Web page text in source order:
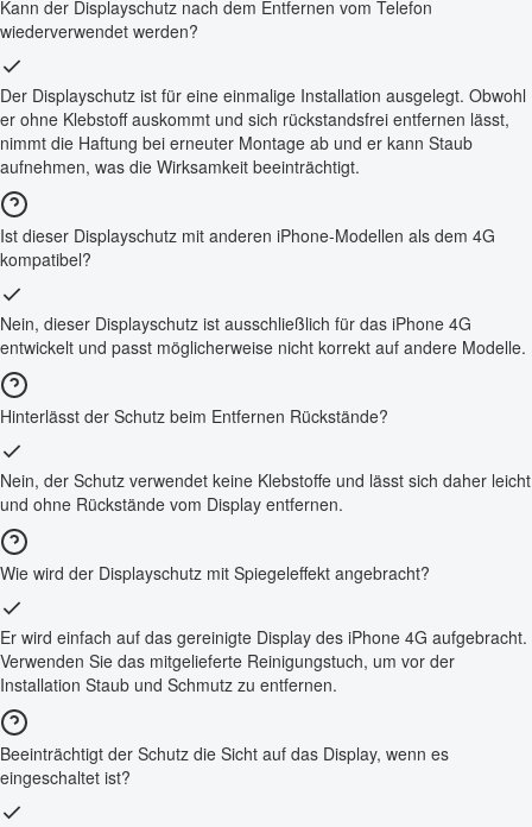
Kann der Displayschutz nach dem Entfernen vom Telefon
wiederverwendet werden?
Der Displayschutz ist für eine einmalige Installation ausgelegt. Obwohl
er ohne Klebstoff auskommt und sich rückstandsfrei entfernen lässt,
nimmt die Haftung bei erneuter Montage ab und er kann Staub
aufnehmen, was die Wirksamkeit beeinträchtigt.
Ist dieser Displayschutz mit anderen iPhone-Modellen als dem 4G
kompatibel?
Nein, dieser Displayschutz ist ausschließlich für das iPhone 4G
entwickelt und passt möglicherweise nicht korrekt auf andere Modelle.
Hinterlässt der Schutz beim Entfernen Rückstände?
Nein, der Schutz verwendet keine Klebstoffe und lässt sich daher leicht
und ohne Rückstände vom Display entfernen.
Wie wird der Displayschutz mit Spiegeleffekt angebracht?
Er wird einfach auf das gereinigte Display des iPhone 4G aufgebracht.
Verwenden Sie das mitgelieferte Reinigungstuch, um vor der
Installation Staub und Schmutz zu entfernen.
Beeinträchtigt der Schutz die Sicht auf das Display, wenn es
eingeschaltet ist?